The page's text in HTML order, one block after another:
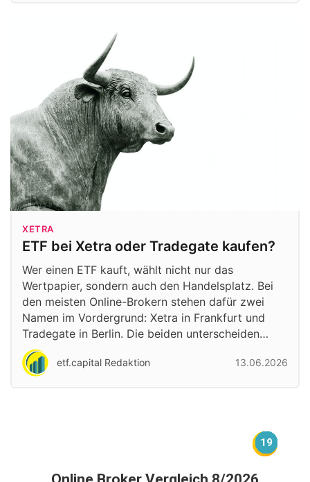
XETRA
ETF bei Xetra oder Tradegate kaufen?
Wer einen ETF kauft, wählt nicht nur das
Wertpapier, sondern auch den Handelsplatz. Bei
den meisten Online-Brokern stehen dafür zwei
Namen im Vordergrund: Xetra in Frankfurt und
Tradegate in Berlin. Die beiden unterscheiden…
etf.capital Redaktion 13.06.2026